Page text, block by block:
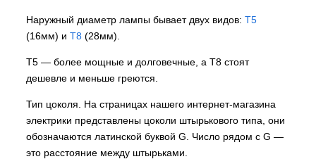
Наружный диаметр лампы бывает двух видов: Т5
(16мм) и Т8 (28мм).
Т5 — более мощные и долговечные, а Т8 стоят
дешевле и меньше греются.
Тип цоколя. На страницах нашего интернет-магазина
электрики представлены цоколи штырькового типа, они
обозначаются латинской буквой G. Число рядом с G —
это расстояние между штырьками.